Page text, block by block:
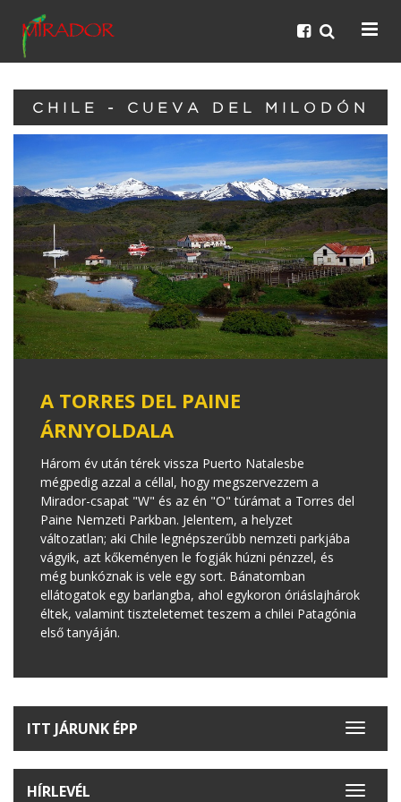
CHILE - CUEVA DEL MILODÓN
A TORRES DEL PAINE
ÁRNYOLDALA
Három év után térek vissza Puerto Natalesbe
mégpedig azzal a céllal, hogy megszervezzem a
Mirador-csapat "W" és az én "O" túrámat a Torres del
Paine Nemzeti Parkban. Jelentem, a helyzet
változatlan; aki Chile legnépszerűbb nemzeti parkjába
vágyik, azt kőkeményen le fogják húzni pénzzel, és
még bunkóznak is vele egy sort. Bánatomban
ellátogatok egy barlangba, ahol egykoron óriáslajhárok
éltek, valamint tiszteletemet teszem a chilei Patagónia
első tanyáján.
Toggle
ITT JÁRUNK ÉPP
Toggle
HÍRLEVÉL